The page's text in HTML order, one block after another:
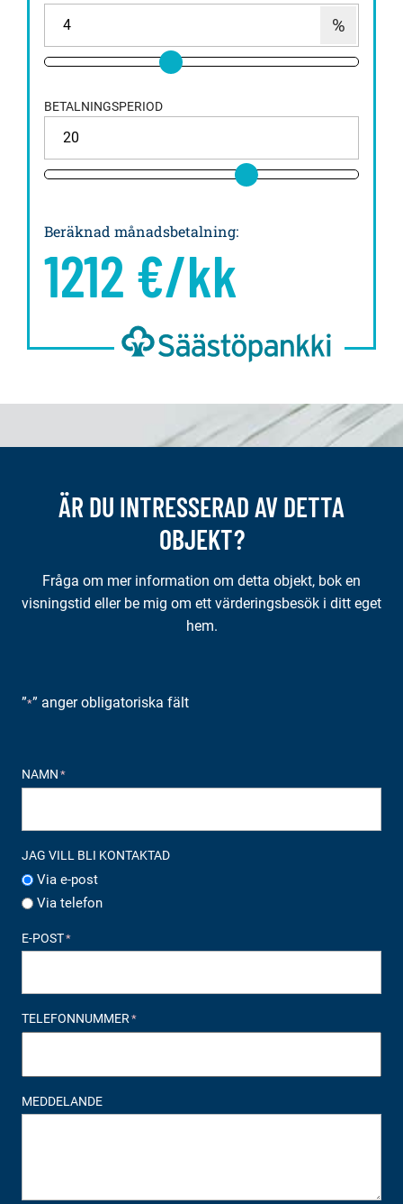
BETALNINGSPERIOD
Beräknad månadsbetalning:
1212 €/kk
ÄR DU INTRESSERAD AV DETTA
OBJEKT?
Fråga om mer information om detta objekt, bok en
visningstid eller be mig om ett värderingsbesök i ditt eget
hem.
”*” anger obligatoriska fält
NAMN *
JAG VILL BLI KONTAKTAD
Via e-post
Via telefon
E-POST*
TELEFONNUMMER*
MEDDELANDE